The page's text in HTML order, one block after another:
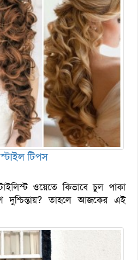
স্টাইল টিপস
ওয়েতে কিভাবে চুল পাকা
তাহলে আজকের এই